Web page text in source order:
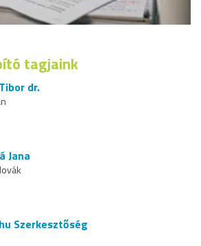
tagjaink
dr.
Jana
Szerkesztőség